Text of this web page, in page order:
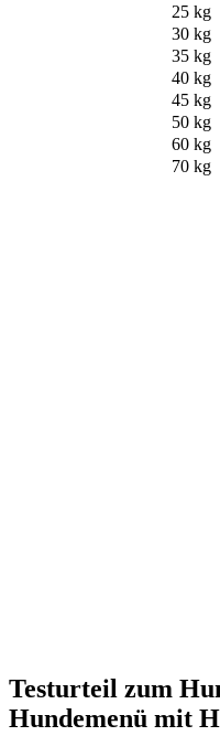
25 kg
30 kg
35 kg
40 kg
45 kg
50 kg
60 kg
70 kg
Testurteil zum
Hundemenü mit